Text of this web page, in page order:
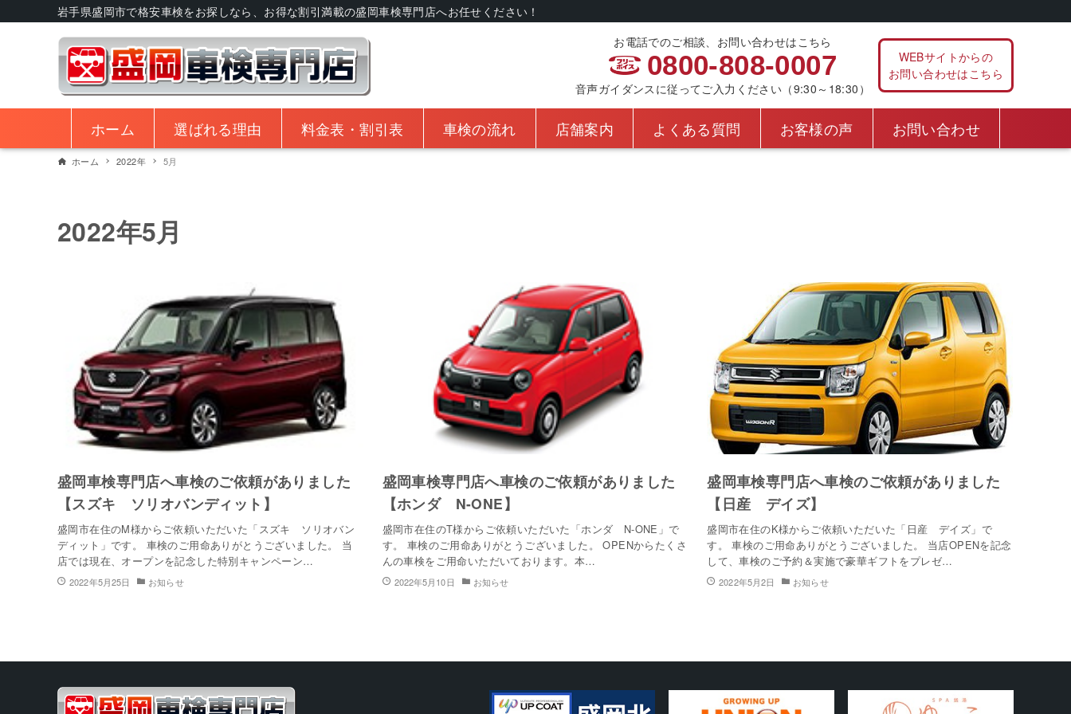
岩手県盛岡市で格安車検をお探しなら、お得な割引満載の盛岡車検専門店へお任せください！
お電話でのご相談、お問い合わせはこちら
0800-808-0007
音声ガイダンスに従ってご入力ください（9:30～18:30）
WEBサイトからの
お問い合わせはこちら
ホーム 選ばれる理由 料金表・割引表 車検の流れ 店舗案内 よくある質問 お客様の声 お問い合わせ
ホーム 2022年 5月
2022年5月
盛岡車検専門店へ車検のご依頼がありました
【スズキ ソリオバンディット】
盛岡市在住のM様からご依頼いただいた「スズキ ソリオバン
ディット」です。 車検のご用命ありがとうございました。 当
店では現在、オープンを記念した特別キャンペーン…
2022年5月25日 お知らせ
盛岡車検専門店へ車検のご依頼がありました
【ホンダ N-ONE】
盛岡市在住のT様からご依頼いただいた「ホンダ N-ONE」で
す。 車検のご用命ありがとうございました。 OPENからたくさ
んの車検をご用命いただいております。本…
2022年5月10日 お知らせ
盛岡車検専門店へ車検のご依頼がありました
【日産 デイズ】
盛岡市在住のK様からご依頼いただいた「日産 デイズ」で
す。 車検のご用命ありがとうございました。 当店OPENを記念
して、車検のご予約＆実施で豪華ギフトをプレゼ…
2022年5月2日 お知らせ